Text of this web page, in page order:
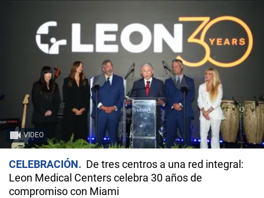
VIDEO
CELEBRACIÓN
De tres centros a una red integral:
Leon Medical Centers celebra 30 años de
compromiso con Miami